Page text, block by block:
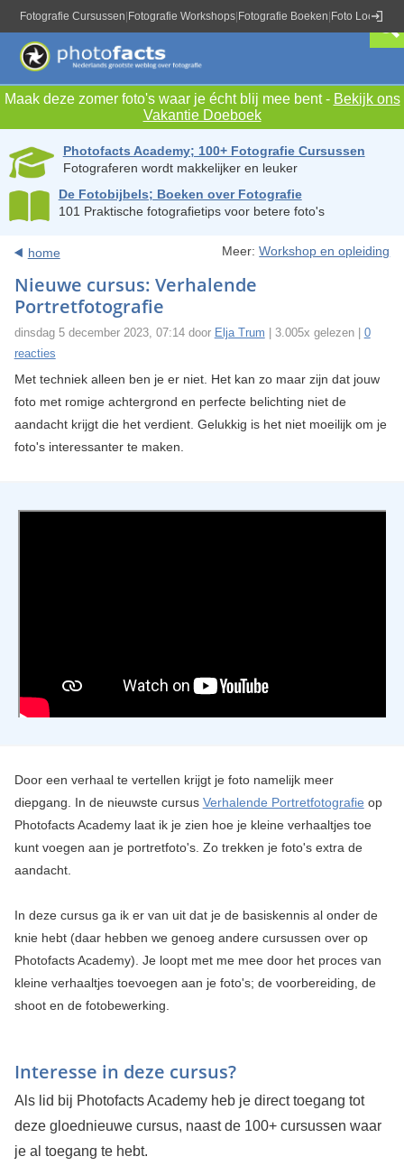
Fotografie Cursussen Fotografie Workshops Fotografie Boeken Foto Locaties
Maak deze zomer foto's waar je écht blij mee bent - Bekijk ons
Vakantie Doeboek
Photofacts Academy; 100+ Fotografie Cursussen
Fotograferen wordt makkelijker en leuker
De Fotobijbels; Boeken over Fotografie
101 Praktische fotografietips voor betere foto's
home Meer:Workshop en opleiding
Nieuwe cursus: Verhalende
Portretfotografie
dinsdag 5 december 2023, 07:14 door Elja Trum | 3.005x gelezen | 0
reacties
Met techniek alleen ben je er niet. Het kan zo maar zijn dat jouw
foto met romige achtergrond en perfecte belichting niet de
aandacht krijgt die het verdient. Gelukkig is het niet moeilijk om je
foto's interessanter te maken.
Door een verhaal te vertellen krijgt je foto namelijk meer
diepgang. In de nieuwste cursus Verhalende Portretfotografie op
Photofacts Academy laat ik je zien hoe je kleine verhaaltjes toe
kunt voegen aan je portretfoto's. Zo trekken je foto's extra de
aandacht.
In deze cursus ga ik er van uit dat je de basiskennis al onder de
knie hebt (daar hebben we genoeg andere cursussen over op
Photofacts Academy). Je loopt met me mee door het proces van
kleine verhaaltjes toevoegen aan je foto's; de voorbereiding, de
shoot en de fotobewerking.
Interesse in deze cursus?
Als lid bij Photofacts Academy heb je direct toegang tot
deze gloednieuwe cursus, naast de 100+ cursussen waar
je al toegang te hebt.